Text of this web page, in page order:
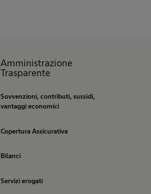
Amministrazione
Trasparente
Sovvenzioni, contributi, sussidi,
vantaggi economici
Copertura Assicurativa
Bilanci
Servizi erogati